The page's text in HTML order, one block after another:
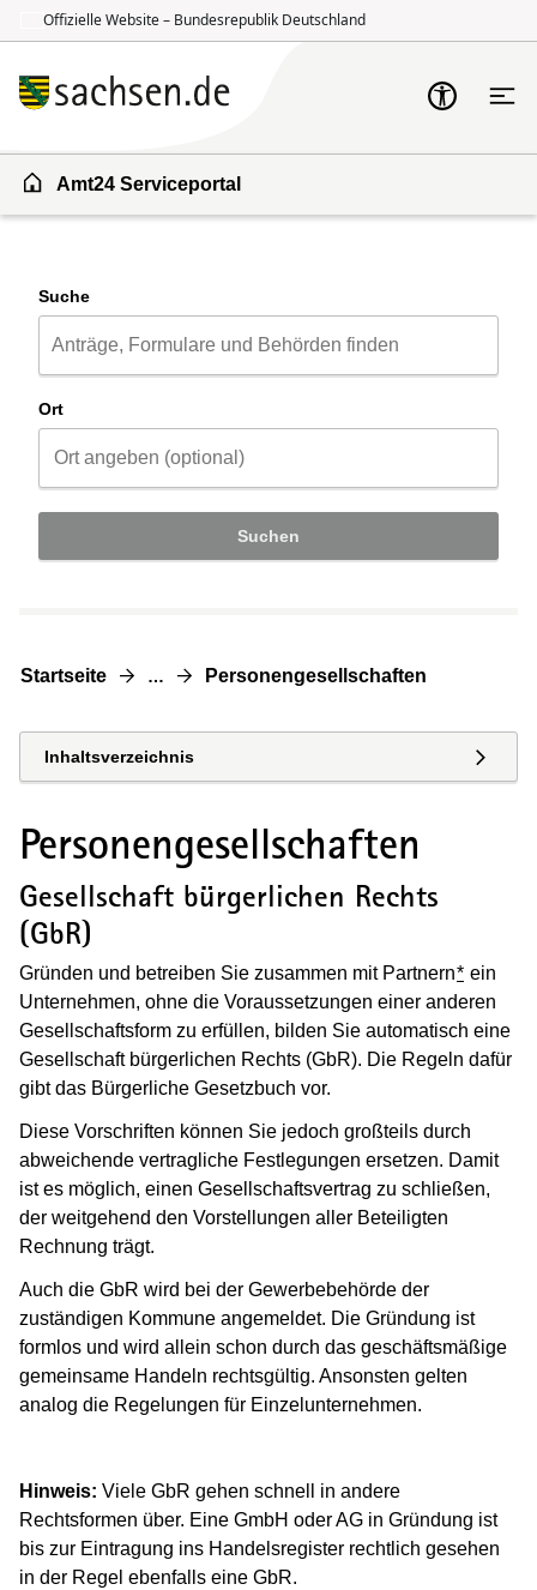
Offizielle Website – Bundesrepublik Deutschland
Amt24 Serviceportal
Suche
Ort
Suchen
Startseite … Personengesellschaften
Inhaltsverzeichnis
Personengesellschaften
Gesellschaft bürgerlichen Rechts
(GbR)
Gründen und betreiben Sie zusammen mit Partnern* ein
Unternehmen, ohne die Voraussetzungen einer anderen
Gesellschaftsform zu erfüllen, bilden Sie automatisch eine
Gesellschaft bürgerlichen Rechts (GbR). Die Regeln dafür
gibt das Bürgerliche Gesetzbuch vor.
Diese Vorschriften können Sie jedoch großteils durch
abweichende vertragliche Festlegungen ersetzen. Damit
ist es möglich, einen Gesellschaftsvertrag zu schließen,
der weitgehend den Vorstellungen aller Beteiligten
Rechnung trägt.
Auch die GbR wird bei der Gewerbebehörde der
zuständigen Kommune angemeldet. Die Gründung ist
formlos und wird allein schon durch das geschäftsmäßige
gemeinsame Handeln rechtsgültig. Ansonsten gelten
analog die Regelungen für Einzelunternehmen.
Hinweis: Viele GbR gehen schnell in andere
Rechtsformen über. Eine GmbH oder AG in Gründung ist
bis zur Eintragung ins Handelsregister rechtlich gesehen
in der Regel ebenfalls eine GbR.